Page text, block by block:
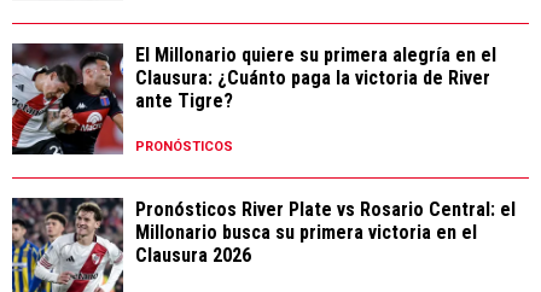
El Millonario quiere su primera alegría en el
Clausura: ¿Cuánto paga la victoria de River
ante Tigre?
PRONÓSTICOS
Pronósticos River Plate vs Rosario Central: el
Millonario busca su primera victoria en el
Clausura 2026